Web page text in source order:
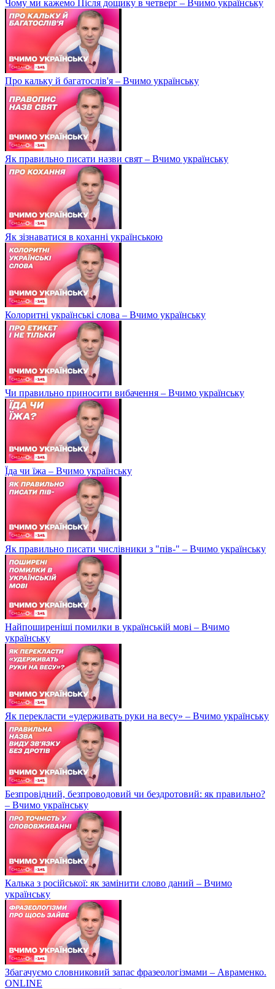
Чому ми кажемо Після дощику в четверг – Вчимо українську
Про кальку й багатослів'я – Вчимо українську
Як правильно писати назви свят – Вчимо українську
Як зізнаватися в коханні українською
Колоритні українські слова – Вчимо українську
Чи правильно приносити вибачення – Вчимо українську
Їда чи їжа – Вчимо українську
Як правильно писати числівники з "пів-" – Вчимо українську
Найпоширеніші помилки в українській мові – Вчимо
українську
Як перекласти «удерживать руки на весу» – Вчимо українську
Безпровідний, безпроводовий чи бездротовий: як правильно?
– Вчимо українську
Калька з російської: як замінити слово даний – Вчимо
українську
Збагачуємо словниковий запас фразеологізмами – Авраменко.
ONLINE